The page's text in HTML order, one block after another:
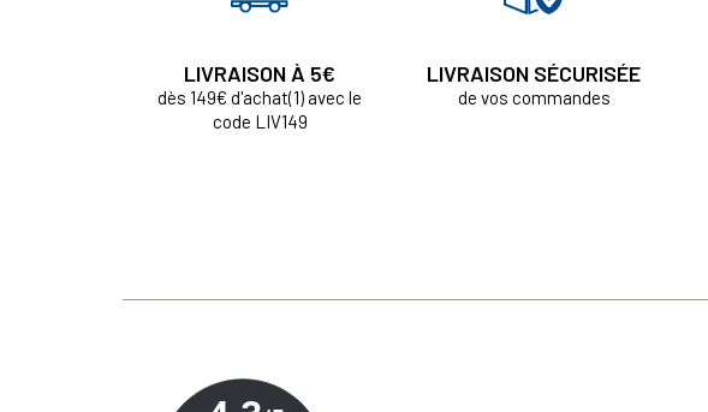
LIVRAISON À 5€
dès 149€ d'achat(1) avec le
code LIV149
LIVRAISON SÉCURISÉE
de vos commandes